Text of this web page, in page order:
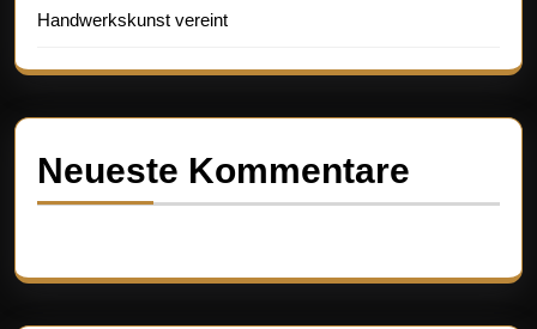
Handwerkskunst vereint
Neueste Kommentare